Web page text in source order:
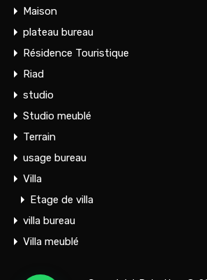
Maison
plateau bureau
Résidence Touristique
Riad
studio
Studio meublé
Terrain
usage bureau
Villa
Etage de villa
villa bureau
Villa meublé